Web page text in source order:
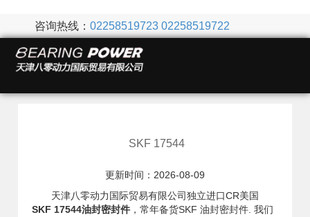
咨询热线： 02258519723 02258519722
SKF 17544
更新时间：2026-08-09
天津八零动力国际贸易有限公司独立进口CR美国
SKF 17544油封密封件 ，常年备货SKF 油封密封件. 我们